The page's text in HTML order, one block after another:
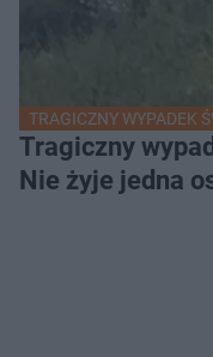
TRAGICZNY WYPADEK
Tragiczny
Nie żyje jedna